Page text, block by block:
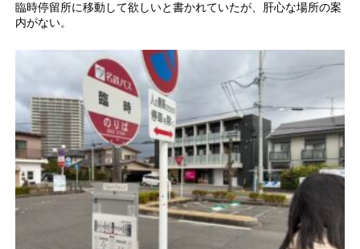
臨時停留所に移動して欲しいと書かれていたが、肝心な場所の案
内がない。